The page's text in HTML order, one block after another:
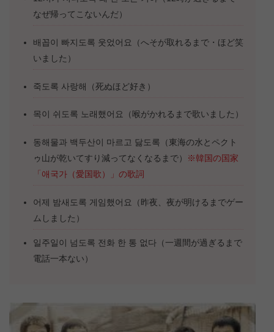
なぜ帰ってこないんだ）
배꼽이 빠지도록 웃었어요（へそが取れるまで・ほど笑
いました）
죽도록 사랑해（死ぬほど好き）
목이 쉬도록 노래했어요（喉がかれるまで歌いました）
동해물과 백두산이 마르고 닳도록（東海の水とペクト
ゥ山が乾いてすり減ってなくなるまで）
※韓国の国家
「애국가（愛国歌）」の歌詞
어제 밤새도록 게임했어요（昨夜、夜が明けるまでゲー
ムしました）
일주일이 넘도록 전화 한 통 없다（一週間が過ぎるまで
電話一本ない）